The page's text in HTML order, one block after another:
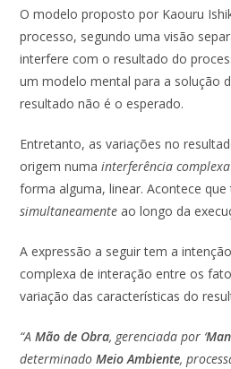
O modelo proposto por Kaouru
processo, segundo uma visão
interfere com o resultado do
um modelo mental para a solução
resultado não é o esperado.
Entretanto, as variações no
origem numainterferência complexa
forma alguma, linear. Acontece
simultaneamente ao longo da
A expressão a seguir tem a
complexa de interação entre os
variação das características do
“AMão de Obra, gerenciada por ‘
determinadoMeio Ambiente,